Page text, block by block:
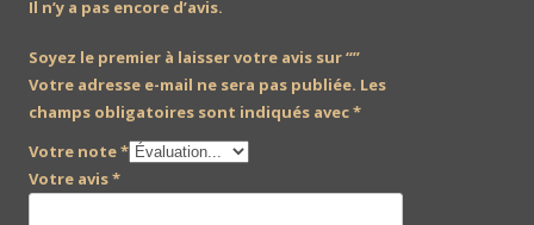
Il n’y a pas encore d’avis.
Soyez le premier à laisser votre avis sur “”
Votre adresse e-mail ne sera pas publiée. Les
champs obligatoires sont indiqués avec*
Votre note*
Votre avis*